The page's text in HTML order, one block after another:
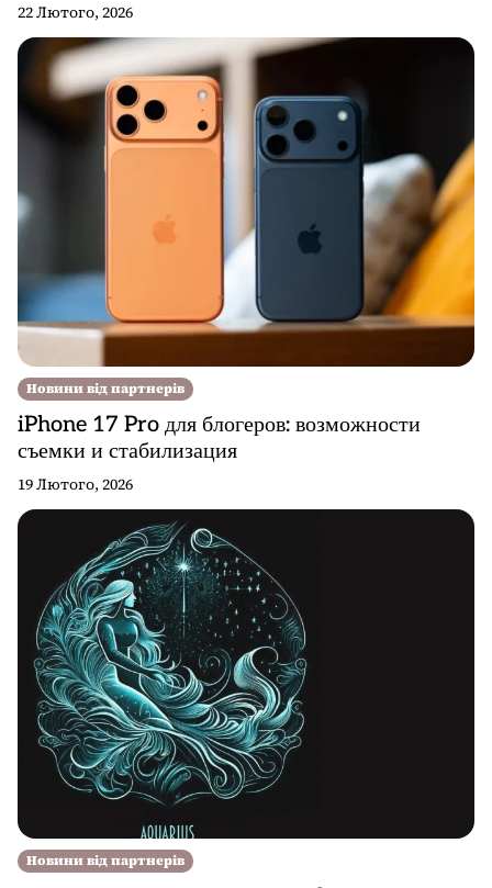
22 Лютого, 2026
Новини від партнерів
iPhone 17 Pro для блогеров: возможности
съемки и стабилизация
19 Лютого, 2026
Новини від партнерів